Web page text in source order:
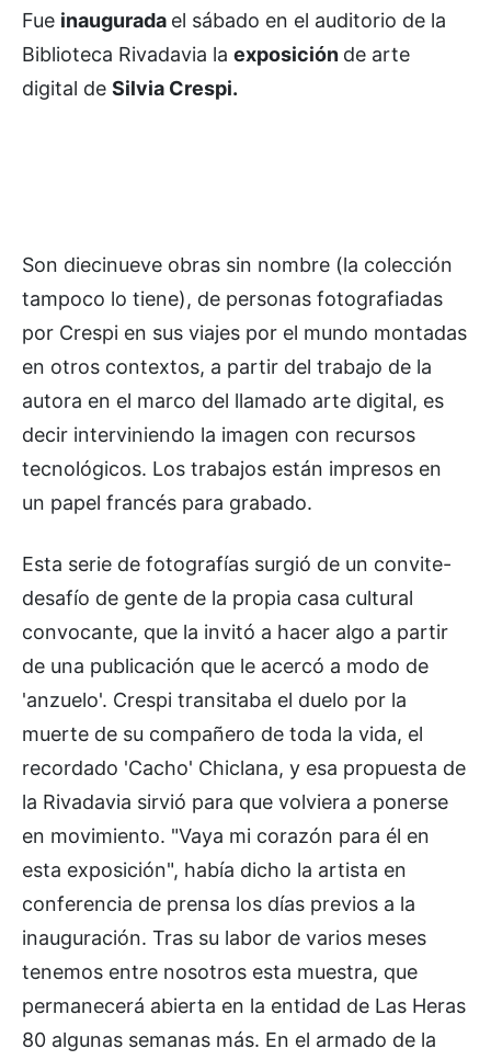
Fue inaugurada el sábado en el auditorio de la
Biblioteca Rivadavia la exposición de arte
digital de Silvia Crespi.
Son diecinueve obras sin nombre (la colección
tampoco lo tiene), de personas fotografiadas
por Crespi en sus viajes por el mundo montadas
en otros contextos, a partir del trabajo de la
autora en el marco del llamado arte digital, es
decir interviniendo la imagen con recursos
tecnológicos. Los trabajos están impresos en
un papel francés para grabado.
Esta serie de fotografías surgió de un convite-
desafío de gente de la propia casa cultural
convocante, que la invitó a hacer algo a partir
de una publicación que le acercó a modo de
'anzuelo'. Crespi transitaba el duelo por la
muerte de su compañero de toda la vida, el
recordado 'Cacho' Chiclana, y esa propuesta de
la Rivadavia sirvió para que volviera a ponerse
en movimiento. "Vaya mi corazón para él en
esta exposición", había dicho la artista en
conferencia de prensa los días previos a la
inauguración. Tras su labor de varios meses
tenemos entre nosotros esta muestra, que
permanecerá abierta en la entidad de Las Heras
80 algunas semanas más. En el armado de la